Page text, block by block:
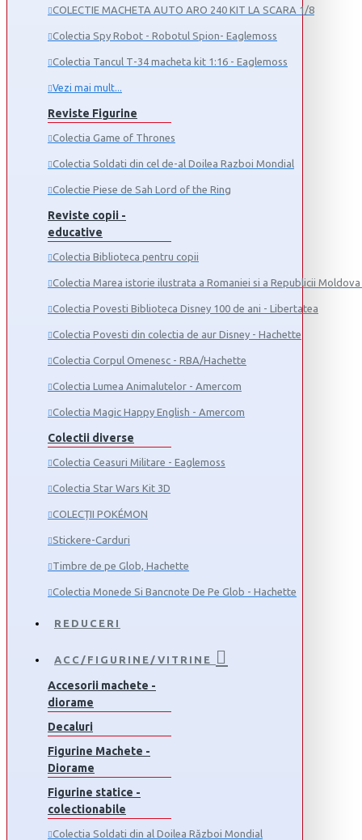
COLECTIE MACHETA AUTO ARO 240 KIT LA SCARA 1/8
Colectia Spy Robot - Robotul Spion- Eaglemoss
Colectia Tancul Т-34 macheta kit 1:16 - Eaglemoss
Vezi mai mult...
Reviste Figurine
Colectia Game of Thrones
Colectia Soldati din cel de-al Doilea Razboi Mondial
Colectie Piese de Sah Lord of the Ring
Reviste copii -
educative
Colectia Biblioteca pentru copii
Colectia Marea istorie ilustrata a Romaniei si a Republicii
Colectia Povesti Biblioteca Disney 100 de ani - Libertatea
Colectia Povesti din colectia de aur Disney - Hachette
Colectia Corpul Omenesc - RBA/Hachette
Colectia Lumea Animalutelor - Amercom
Colectia Magic Happy English - Amercom
Colectii diverse
Colectia Ceasuri Militare - Eaglemoss
Colectia Star Wars Kit 3D
COLECȚII POKÉMON
Stickere-Carduri
Timbre de pe Glob, Hachette
Colectia Monede Si Bancnote De Pe Glob - Hachette
REDUCERI
ACC/FIGURINE/VITRINE
Accesorii machete -
diorame
Decaluri
Figurine Machete -
Diorame
Figurine statice -
colectionabile
Colectia Soldati din al Doilea Război Mondial